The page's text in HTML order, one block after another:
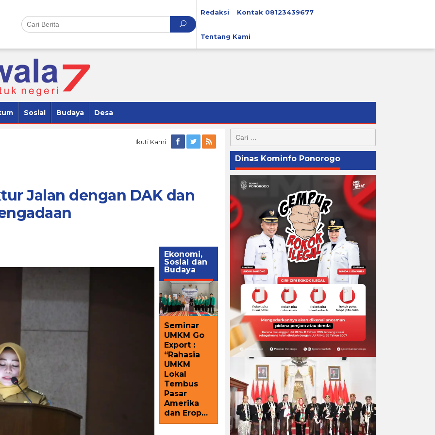
Redaksi Kontak 08123439677
Tentang Kami
Sosial Budaya Desa
Ikuti Kami
Jalan dengan DAK dan
Ekonomi,
Sosial dan
Budaya
Seminar
UMKM Go
Export :
“Rahasia
UMKM
Lokal
Tembus
Pasar
Amerika
dan Erop…
untuk:
Dinas Kominfo Ponorogo